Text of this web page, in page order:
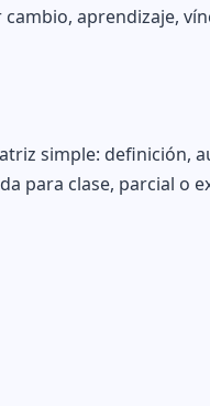
aprendizaje,
simple:
para clase, parcial o